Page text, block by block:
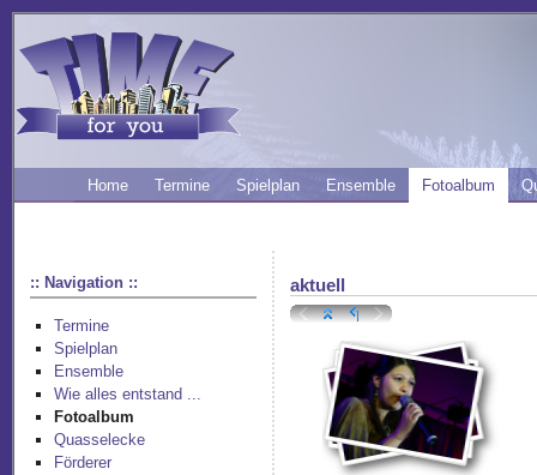
Home Termine Spielplan Ensemble Fotoalbum
:: Navigation ::
Termine
Spielplan
Ensemble
Wie alles entstand ...
Fotoalbum
Quasselecke
Förderer
aktuell